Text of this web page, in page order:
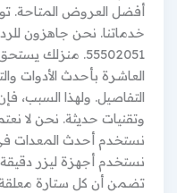
أفضل العروض المتاحة.
خدماتنا. نحن جاهزون
55502051. منزلك
العاشرة بأحدث الأدوات
التفاصيل. ولهذا السبب،
وتقنيات حديثة. نحن لا
نستخدم أحدث المعدات في
نستخدم أجهزة ليزر دقيقة
تضمن أن كل ستارة معلقة